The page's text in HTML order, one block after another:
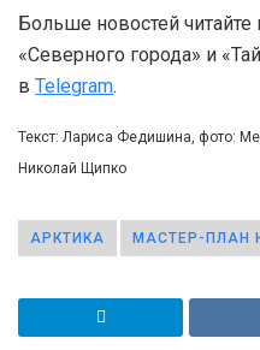
Больше новостей
«Северного города» и
в Telegram.
Текст: Лариса Федишина, фото:
Николай Щипко
АРКТИКА МАСТЕР-ПЛАН